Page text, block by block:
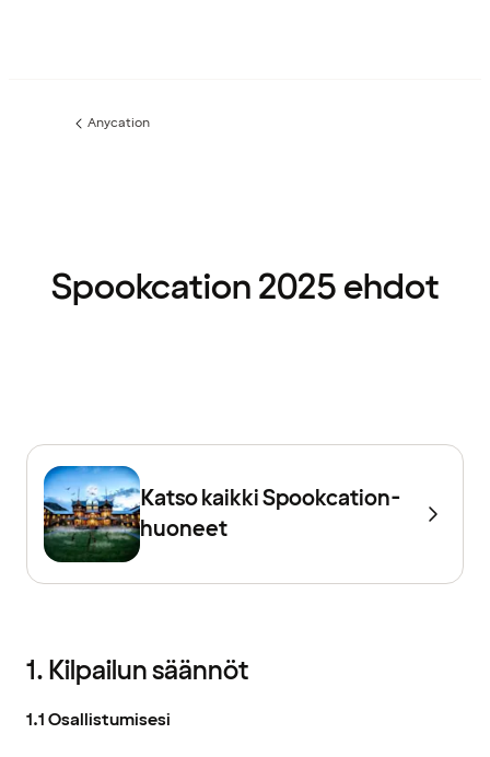
Edellinen
Anycation
Spookcation 2025 ehdot
Katso kaikki Spookcation-
huoneet
1. Kilpailun säännöt
1.1 Osallistumisesi